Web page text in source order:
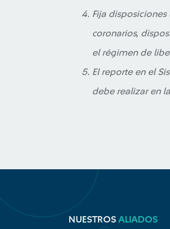
Fija
coronarios,
el régimen de
El reporte en el
debe realizar en
NUESTROS ALIADOS